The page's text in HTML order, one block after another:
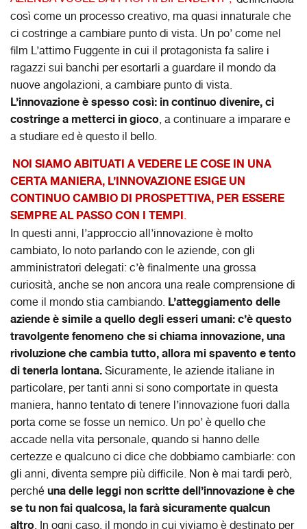
così come un processo creativo, ma quasi innaturale che
ci costringe a cambiare punto di vista. Un po’ come nel
film L’attimo Fuggente in cui il protagonista fa salire i
ragazzi sui banchi per esortarli a guardare il mondo da
nuove angolazioni, a cambiare punto di vista.
L’innovazione è spesso così: in continuo divenire, ci
costringe a metterci in gioco, a continuare a imparare e
a studiare ed è questo il bello.
NOI SIAMO ABITUATI A VEDERE LE COSE IN UNA
CERTA MANIERA, L’INNOVAZIONE ESIGE UN
CONTINUO CAMBIO DI PROSPETTIVA, PER ESSERE
SEMPRE AL PASSO CON I TEMPI.
In questi anni, l’approccio all’innovazione è molto
cambiato, lo noto parlando con le aziende, con gli
amministratori delegati: c’è finalmente una grossa
curiosità, anche se non ancora una reale comprensione di
come il mondo stia cambiando. L’atteggiamento delle
aziende è simile a quello degli esseri umani: c’è questo
travolgente fenomeno che si chiama innovazione, una
rivoluzione che cambia tutto, allora mi spavento e tento
di tenerla lontana.Sicuramente, le aziende italiane in
particolare, per tanti anni si sono comportate in questa
maniera, hanno tentato di tenere l’innovazione fuori dalla
porta come se fosse un nemico. Un po’ è quello che
accade nella vita personale, quando si hanno delle
certezze e qualcuno ci dice che dobbiamo cambiarle: con
gli anni, diventa sempre più difficile. Non è mai tardi però,
perchéuna delle leggi non scritte dell’innovazione è che
se tu non fai qualcosa, la farà sicuramente qualcun
altro